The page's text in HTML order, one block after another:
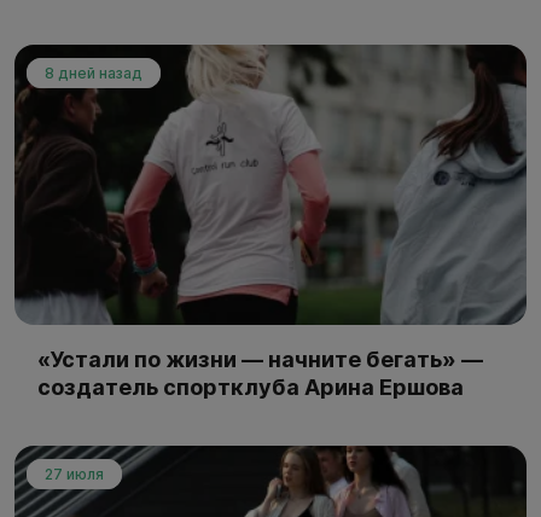
8 дней назад
«Устали по жизни — начните бегать» —
создатель спортклуба Арина Ершова
27 июля